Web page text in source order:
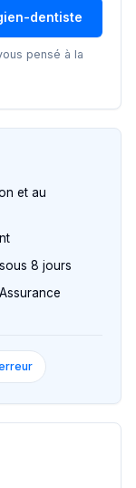
dentiste
pensé à la
et au
8 jours